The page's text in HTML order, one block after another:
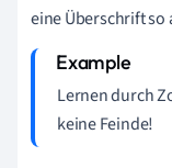
eine Überschrift so
Lernen durch
keine Feinde!